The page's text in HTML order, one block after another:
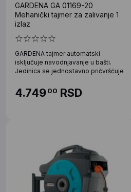
GARDENA GA 01169-20
Mehanički tajmer za zalivanje 1
izlaz
GARDENA tajmer automatski
isključuje navodnjavanje u bašti.
Jedinica se jednostavno pričvršćuje
4.74900 RSD